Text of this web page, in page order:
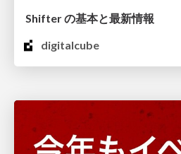
Shifter の基本と最新情報
digitalcube